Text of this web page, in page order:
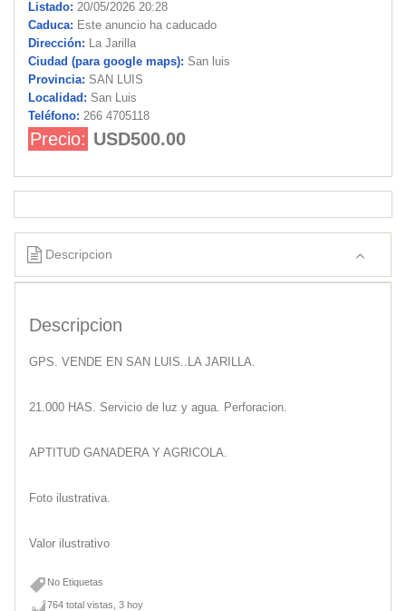
Listado: 20/05/2026 20:28
Caduca: Este anuncio ha caducado
Dirección: La Jarilla
Ciudad (para google maps): San luis
Provincia: SAN LUIS
Localidad: San Luis
Teléfono: 266 4705118
Precio: USD500.00
Descripcion
Descripcion
GPS. VENDE EN SAN LUIS..LA JARILLA.
21.000 HAS. Servicio de luz y agua. Perforacion.
APTITUD GANADERA Y AGRICOLA.
Foto ilustrativa.
Valor ilustrativo
No Etiquetas
764 total vistas, 3 hoy